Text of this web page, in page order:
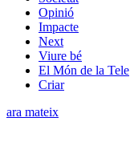
Opinió
Impacte
Next
Viure bé
El Món de la Tele
Criar
ara mateix